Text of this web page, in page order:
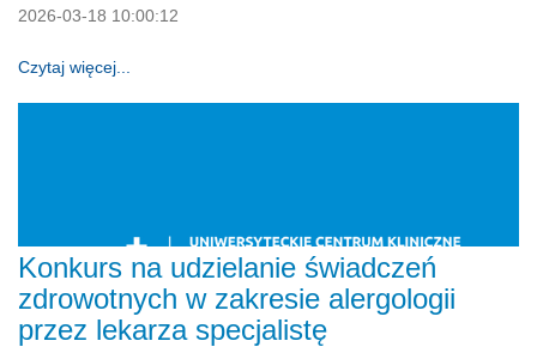
2026-03-18 10:00:12
Czytaj więcej...
Konkurs na udzielanie świadczeń
zdrowotnych w zakresie alergologii
przez lekarza specjalistę